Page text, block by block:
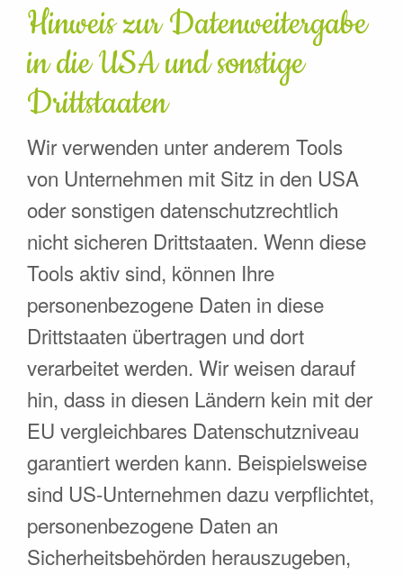
Hinweis zur Datenweitergabe
in die USA und sonstige
Drittstaaten
Wir verwenden unter anderem Tools
von Unternehmen mit Sitz in den USA
oder sonstigen datenschutzrechtlich
nicht sicheren Drittstaaten. Wenn diese
Tools aktiv sind, können Ihre
personenbezogene Daten in diese
Drittstaaten übertragen und dort
verarbeitet werden. Wir weisen darauf
hin, dass in diesen Ländern kein mit der
EU vergleichbares Datenschutzniveau
garantiert werden kann. Beispielsweise
sind US-Unternehmen dazu verpflichtet,
personenbezogene Daten an
Sicherheitsbehörden herauszugeben,